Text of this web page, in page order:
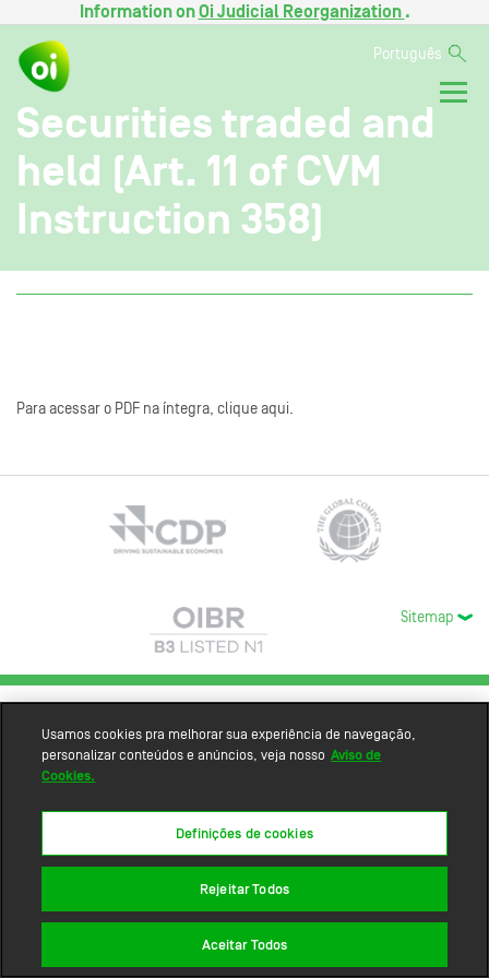
Information onOi Judicial Reorganization .
Português
Securities traded and
held (Art. 11 of CVM
Instruction 358)
Para acessar o PDF na íntegra, clique aqui.
Sitemap
Usamos cookies pra melhorar sua experiência de navegação,
personalizar conteúdos e anúncios, veja nosso Aviso de
Cookies.
Definições de cookies
Rejeitar Todos
Aceitar Todos